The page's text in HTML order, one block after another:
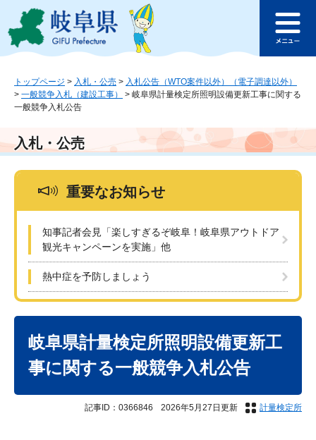
ジ
ュ
本
文
このページの本文へ
ュ
トップページ > 入札・公売 > 入札公告（WTO案件以外）（電子調達以外）
> 一般競争入札（建設工事） > 岐阜県計量検定所照明設備更新工事に関する
一般競争入札公告
入札・公売
重要なお知らせ
知事記者会見「楽しすぎるぞ岐阜！岐阜県アウトドア
観光キャンペーンを実施」他
熱中症を予防しましょう
岐阜県計量検定所照明設備更新工
事に関する一般競争入札公告
記事ID：0366846 2026年5月27日更新 計量検定所